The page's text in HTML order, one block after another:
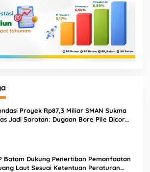
Proyek Rp87,3 Miliar SMAN Sukma
Jadi Sorotan: Dugaan Bore Pile Dicor
Batam Dukung Penertiban Pemanfaatan
Laut Sesuai Ketentuan Peraturan